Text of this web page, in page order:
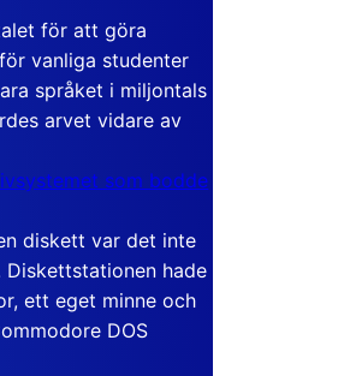
för att göra
vanliga studenter
språket i miljontals
arvet vidare av
som bodde
diskett var det inte
hade
ett eget minne och
DOS